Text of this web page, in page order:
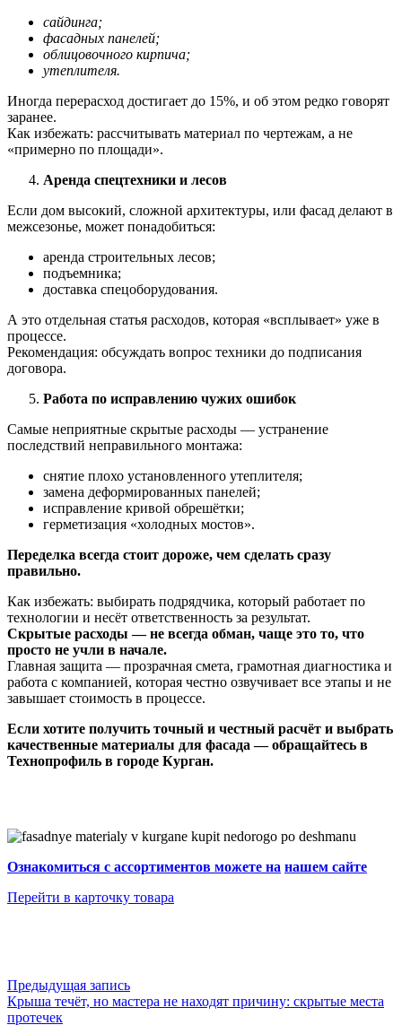
сайдинга;
фасадных панелей;
облицовочного кирпича;
утеплителя.
Иногда перерасход достигает до 15%, и об этом редко говорят
заранее.
Как избежать: рассчитывать материал по чертежам, а не
«примерно по площади».
Аренда спецтехники и лесов
Если дом высокий, сложной архитектуры, или фасад делают в
межсезонье, может понадобиться:
аренда строительных лесов;
подъемника;
доставка спецоборудования.
А это отдельная статья расходов, которая «всплывает» уже в
процессе.
Рекомендация: обсуждать вопрос техники до подписания
договора.
Работа по исправлению чужих ошибок
Самые неприятные скрытые расходы — устранение
последствий неправильного монтажа:
снятие плохо установленного утеплителя;
замена деформированных панелей;
исправление кривой обрешётки;
герметизация «холодных мостов».
Переделка всегда стоит дороже, чем сделать сразу
правильно.
Как избежать: выбирать подрядчика, который работает по
технологии и несёт ответственность за результат.
Скрытые расходы — не всегда обман, чаще это то, что
просто не учли в начале.
Главная защита — прозрачная смета, грамотная диагностика и
работа с компанией, которая честно озвучивает все этапы и не
завышает стоимость в процессе.
Если хотите получить точный и честный расчёт и выбрать
качественные материалы для фасада — обращайтесь в
Технопрофиль в городе Курган.
Ознакомиться с ассортиментов можете на нашем сайте
Перейти в карточку товара
Предыдущая запись
Крыша течёт, но мастера не находят причину: скрытые места
протечек